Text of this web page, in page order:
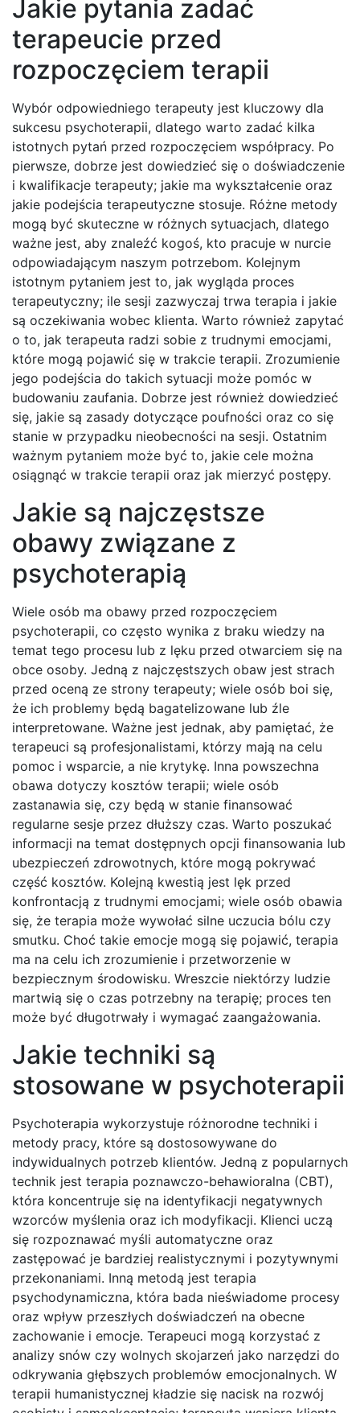
Jakie pytania zadać
terapeucie przed
rozpoczęciem terapii
Wybór odpowiedniego terapeuty jest kluczowy dla
sukcesu psychoterapii, dlatego warto zadać kilka
istotnych pytań przed rozpoczęciem współpracy. Po
pierwsze, dobrze jest dowiedzieć się o doświadczenie
i kwalifikacje terapeuty; jakie ma wykształcenie oraz
jakie podejścia terapeutyczne stosuje. Różne metody
mogą być skuteczne w różnych sytuacjach, dlatego
ważne jest, aby znaleźć kogoś, kto pracuje w nurcie
odpowiadającym naszym potrzebom. Kolejnym
istotnym pytaniem jest to, jak wygląda proces
terapeutyczny; ile sesji zazwyczaj trwa terapia i jakie
są oczekiwania wobec klienta. Warto również zapytać
o to, jak terapeuta radzi sobie z trudnymi emocjami,
które mogą pojawić się w trakcie terapii. Zrozumienie
jego podejścia do takich sytuacji może pomóc w
budowaniu zaufania. Dobrze jest również dowiedzieć
się, jakie są zasady dotyczące poufności oraz co się
stanie w przypadku nieobecności na sesji. Ostatnim
ważnym pytaniem może być to, jakie cele można
osiągnąć w trakcie terapii oraz jak mierzyć postępy.
Jakie są najczęstsze
obawy związane z
psychoterapią
Wiele osób ma obawy przed rozpoczęciem
psychoterapii, co często wynika z braku wiedzy na
temat tego procesu lub z lęku przed otwarciem się na
obce osoby. Jedną z najczęstszych obaw jest strach
przed oceną ze strony terapeuty; wiele osób boi się,
że ich problemy będą bagatelizowane lub źle
interpretowane. Ważne jest jednak, aby pamiętać, że
terapeuci są profesjonalistami, którzy mają na celu
pomoc i wsparcie, a nie krytykę. Inna powszechna
obawa dotyczy kosztów terapii; wiele osób
zastanawia się, czy będą w stanie finansować
regularne sesje przez dłuższy czas. Warto poszukać
informacji na temat dostępnych opcji finansowania lub
ubezpieczeń zdrowotnych, które mogą pokrywać
część kosztów. Kolejną kwestią jest lęk przed
konfrontacją z trudnymi emocjami; wiele osób obawia
się, że terapia może wywołać silne uczucia bólu czy
smutku. Choć takie emocje mogą się pojawić, terapia
ma na celu ich zrozumienie i przetworzenie w
bezpiecznym środowisku. Wreszcie niektórzy ludzie
martwią się o czas potrzebny na terapię; proces ten
może być długotrwały i wymagać zaangażowania.
Jakie techniki są
stosowane w psychoterapii
Psychoterapia wykorzystuje różnorodne techniki i
metody pracy, które są dostosowywane do
indywidualnych potrzeb klientów. Jedną z popularnych
technik jest terapia poznawczo-behawioralna (CBT),
która koncentruje się na identyfikacji negatywnych
wzorców myślenia oraz ich modyfikacji. Klienci uczą
się rozpoznawać myśli automatyczne oraz
zastępować je bardziej realistycznymi i pozytywnymi
przekonaniami. Inną metodą jest terapia
psychodynamiczna, która bada nieświadome procesy
oraz wpływ przeszłych doświadczeń na obecne
zachowanie i emocje. Terapeuci mogą korzystać z
analizy snów czy wolnych skojarzeń jako narzędzi do
odkrywania głębszych problemów emocjonalnych. W
terapii humanistycznej kładzie się nacisk na rozwój